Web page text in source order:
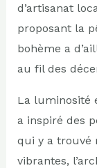
d’artisanat
proposant la
bohème a
au fil des
La luminosité
a inspiré des
qui y a trouvé
vibrantes,